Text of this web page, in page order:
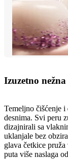
Izuzetno
Temeljno čišćenje
desnima. Svi peru
dizajnirali sa
uklanjale bez
glava četkice
puta više naslaga